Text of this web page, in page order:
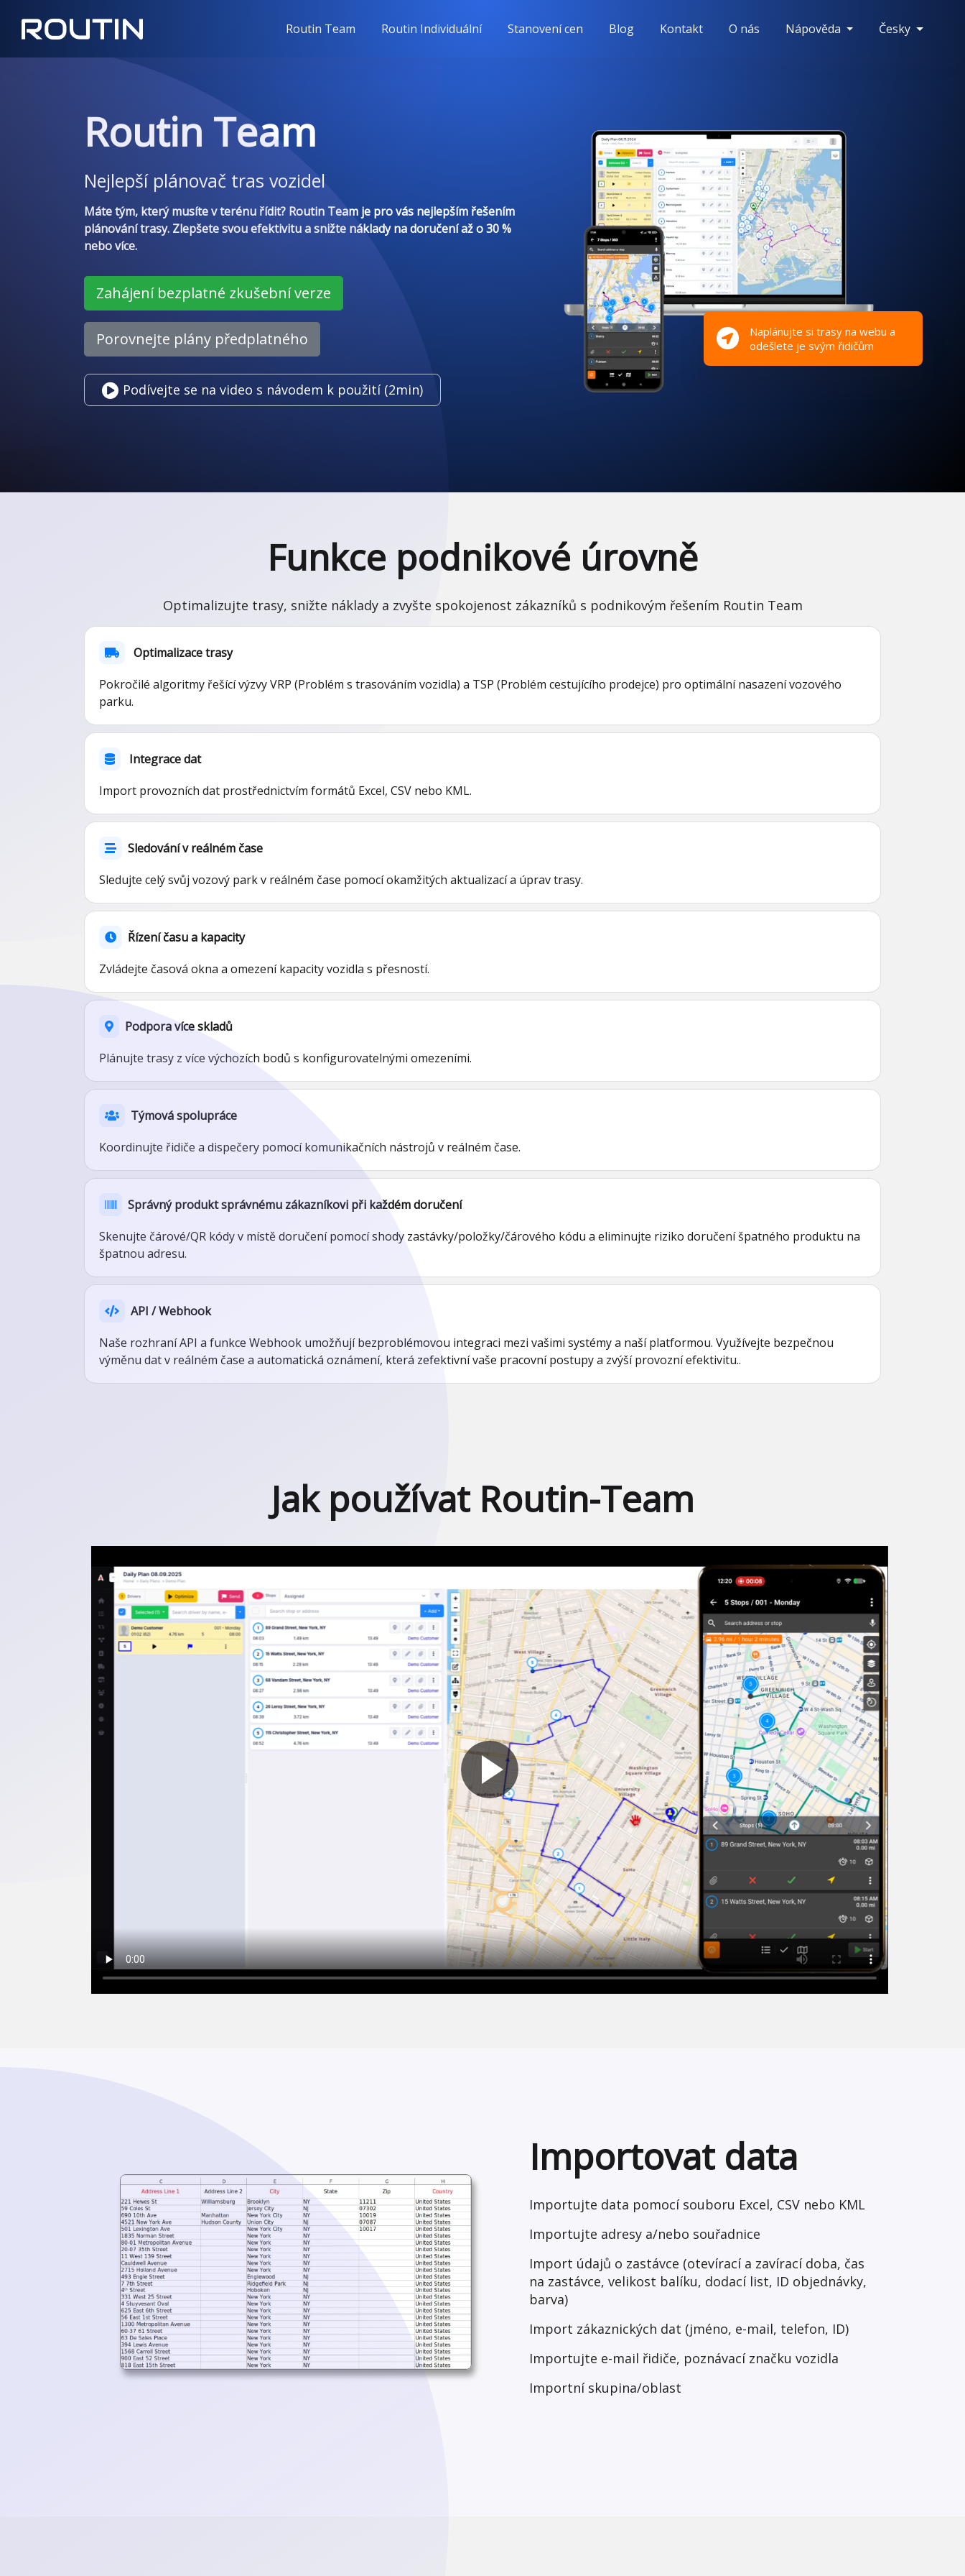
Routin Team Routin Individuální Stanovení cen Blog Kontakt O nás Nápověda Česky
Naplánujte si trasy na webu a
odešlete je svým řidičům
Routin Team
Nejlepší plánovač tras vozidel
Máte tým, který musíte v terénu řídit? Routin Team je pro vás nejlepším řešením
plánování trasy. Zlepšete svou efektivitu a snižte náklady na doručení až o 30 %
nebo více.
Zahájení bezplatné zkušební verze
Porovnejte plány předplatného
Podívejte se na video s návodem k použití (2min)
Funkce podnikové úrovně
Optimalizujte trasy, snižte náklady a zvyšte spokojenost zákazníků s podnikovým řešením Routin Team
Optimalizace trasy
Pokročilé algoritmy řešící výzvy VRP (Problém s trasováním vozidla) a TSP (Problém cestujícího prodejce) pro optimální nasazení vozového
parku.
Integrace dat
Import provozních dat prostřednictvím formátů Excel, CSV nebo KML.
Sledování v reálném čase
Sledujte celý svůj vozový park v reálném čase pomocí okamžitých aktualizací a úprav trasy.
Řízení času a kapacity
Zvládejte časová okna a omezení kapacity vozidla s přesností.
Podpora více skladů
Plánujte trasy z více výchozích bodů s konfigurovatelnými omezeními.
Týmová spolupráce
Koordinujte řidiče a dispečery pomocí komunikačních nástrojů v reálném čase.
Správný produkt správnému zákazníkovi při každém doručení
Skenujte čárové/QR kódy v místě doručení pomocí shody zastávky/položky/čárového kódu a eliminujte riziko doručení špatného produktu na
špatnou adresu.
API / Webhook
Naše rozhraní API a funkce Webhook umožňují bezproblémovou integraci mezi vašimi systémy a naší platformou. Využívejte bezpečnou
výměnu dat v reálném čase a automatická oznámení, která zefektivní vaše pracovní postupy a zvýší provozní efektivitu..
Jak používat Routin-Team
Importovat data
Importujte data pomocí souboru Excel, CSV nebo KML
Importujte adresy a/nebo souřadnice
Import údajů o zastávce (otevírací a zavírací doba, čas
na zastávce, velikost balíku, dodací list, ID objednávky,
barva)
Import zákaznických dat (jméno, e-mail, telefon, ID)
Importujte e-mail řidiče, poznávací značku vozidla
Importní skupina/oblast